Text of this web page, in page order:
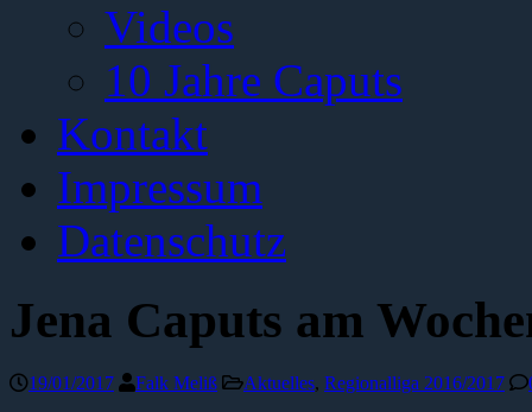
Videos
10 Jahre Caputs
Kontakt
Impressum
Datenschutz
Jena Caputs am
19/01/2017 Falk Meliß Aktuelles, Regionalliga 2016/2017